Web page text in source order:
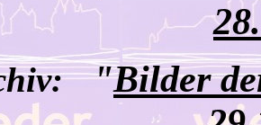
"Bilder